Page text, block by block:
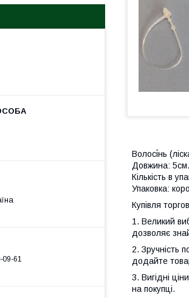
Волосі́нь
Довжина: 5см.
Кількість в
Упаковка:
Купівля
1. Великий
дозволяє
2. Зручність
додайте
3. Вигідні
на покупці.
09-61